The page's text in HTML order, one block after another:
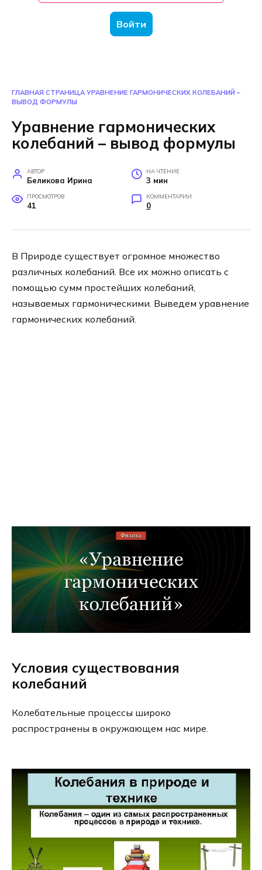
Войти
ГЛАВНАЯ СТРАНИЦА УРАВНЕНИЕ ГАРМОНИЧЕСКИХ КОЛЕБАНИЙ –
ВЫВОД ФОРМУЛЫ
Уравнение гармонических
колебаний – вывод формулы
АВТОР
Беликова Ирина
НА ЧТЕНИЕ
3 мин
ПРОСМОТРОВ
41
КОММЕНТАРИИ
0
В Природе существует огромное множество
различных колебаний. Все их можно описать с
помощью сумм простейших колебаний,
называемых гармоническими. Выведем уравнение
гармонических колебаний.
Условия существования
колебаний
Колебательные процессы широко
распространены в окружающем нас мире.